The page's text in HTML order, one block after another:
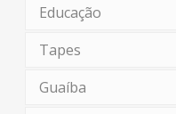
Educação
Tapes
Guaíba